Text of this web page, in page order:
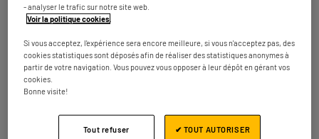
km
Fermé aujourd'hui
Les magasins ELECTRO DEPOT dans les
- analyser le trafic sur notre site web.
Voir la politique cookies
Si vous acceptez, l'expérience sera encore meilleure, si vous n'acceptez pas, des
cookies statistiques sont déposés afin de réaliser des statistiques anonymes à
partir de votre navigation. Vous pouvez vous opposer à leur dépôt en gérant vos
cookies.
Bonne visite!
Tout refuser ✔ TOUT AUTORISER